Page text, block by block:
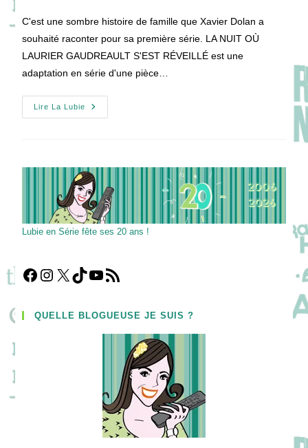
C'est une sombre histoire de famille que Xavier Dolan a
souhaité raconter pour sa première série. LA NUIT OÙ
LAURIER GAUDREAULT S'EST RÉVEILLÉ est une
adaptation en série d'une pièce…
Lire La Lubie
LA
NUIT
RÉVEILLÉ
:
La
Première
Série
De
Xavier
Dolan
Lubie en Série fête ses 20 ans !
Facebook
Instagram
X TikTokYouTube
Flux RSS
QUELLE BLOGUEUSE JE SUIS ?